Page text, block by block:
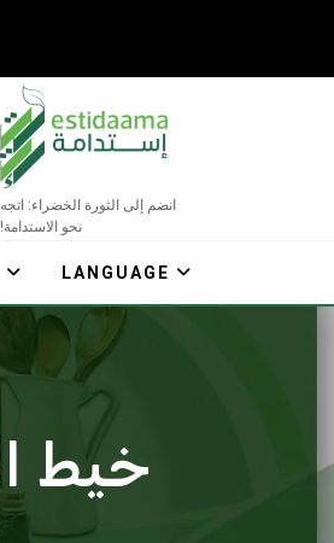
انضم إلى الثورة الخضراء: اتجه
نحو الاستدامة!
LANGUAGE